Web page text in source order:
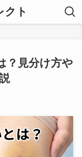
クト
？見分け方や